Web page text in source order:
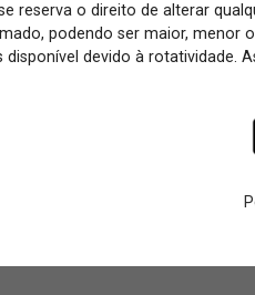
reserva o direito de alterar
podendo ser maior, menor
disponível devido à rotatividade.